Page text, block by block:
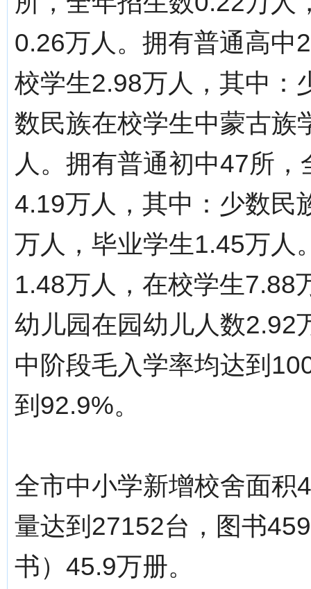
0.26万人。拥有普通高中
校学生2.98万人，其中：
数民族在校学生中蒙古族
人。拥有普通初中47所
4.19万人，其中：少数民
万人，毕业学生1.45万人
1.48万人，在校学生7.88
幼儿园在园幼儿人数2.92
中阶段毛入学率均达到
到92.9%。
全市中小学新增校舍面积
量达到27152台，图书
书）45.9万册。